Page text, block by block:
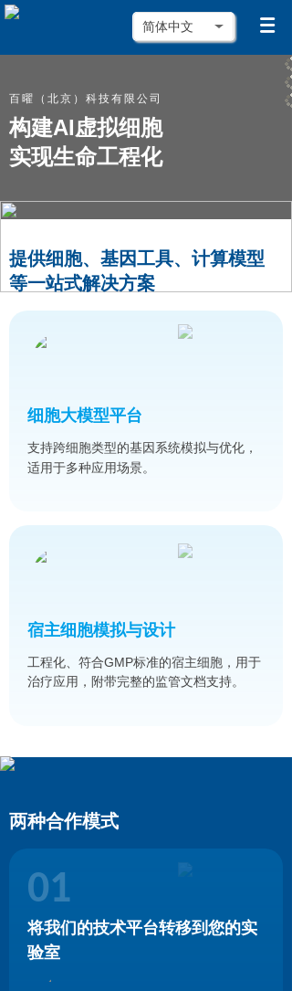
百曜（北京）科技有限公司
构建AI虚拟细胞
实现生命工程化
支持跨细胞类型的基因系统模拟与优化，
适用于多种应用场景。
细胞大模型平台​
提供细胞、基因工具、计算模型
等一站式解决方案
宿主细胞模拟与设计​
工程化、符合GMP标准的宿主细胞，用于
治疗应用，附带完整的监管文档支持。
两种合作模式
01
将我们的技术平台转移到您的实
验室
立即获取平台试用权限 ⭢
简体中文